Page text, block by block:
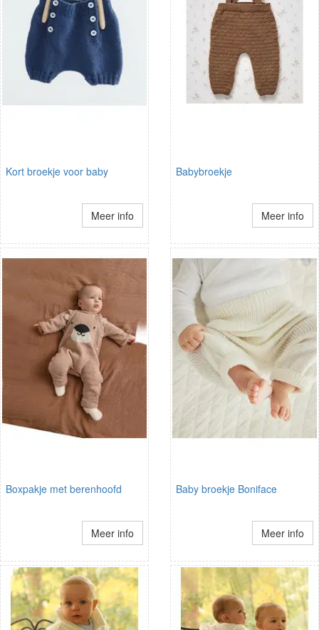
Kort broekje voor baby
Meer info
Babybroekje
Meer info
Boxpakje met berenhoofd
Meer info
Baby broekje Boniface
Meer info